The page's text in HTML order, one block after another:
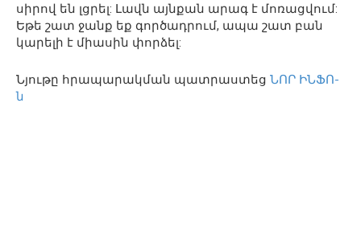
սիրով են լցրել: Լավն այնքան արագ է մոռացվում:
Եթե ​​շատ ջանք եք գործադրում, ապա շատ բան
կարելի է միասին փորձել:
Նյութը հրապարակման պատրաստեց ՆՈՐ ԻՆՖՈ-
ն